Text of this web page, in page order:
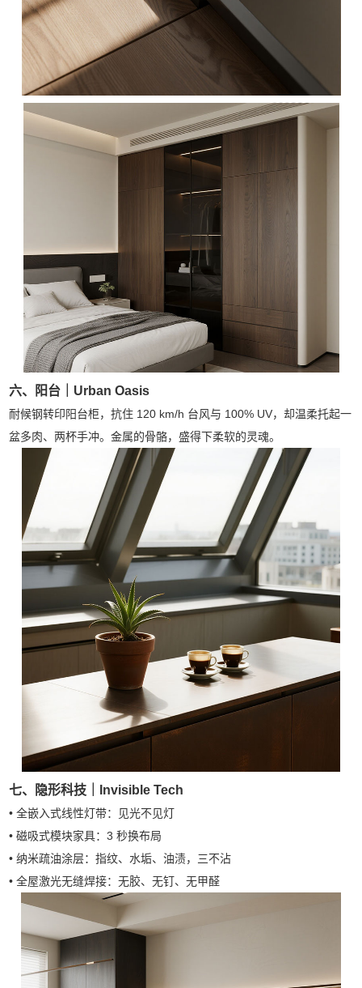
六、阳台｜Urban Oasis
耐候钢转印阳台柜，抗住 120 km/h 台风与 100% UV，却温柔托起一
盆多肉、两杯手冲。金属的骨骼，盛得下柔软的灵魂。
七、隐形科技｜Invisible Tech
• 全嵌入式线性灯带：见光不见灯
• 磁吸式模块家具：3 秒换布局
• 纳米疏油涂层：指纹、水垢、油渍，三不沾
• 全屋激光无缝焊接：无胶、无钉、无甲醛